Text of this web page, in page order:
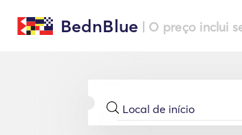
BednBlue | O preço inclui